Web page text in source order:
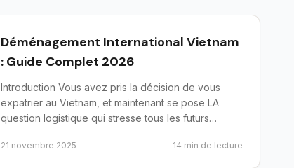
Déménagement International Vietnam
: Guide Complet 2026
Introduction Vous avez pris la décision de vous
expatrier au Vietnam, et maintenant se pose LA
question logistique qui stresse tous les futurs
21 novembre 2025 14 min de lecture